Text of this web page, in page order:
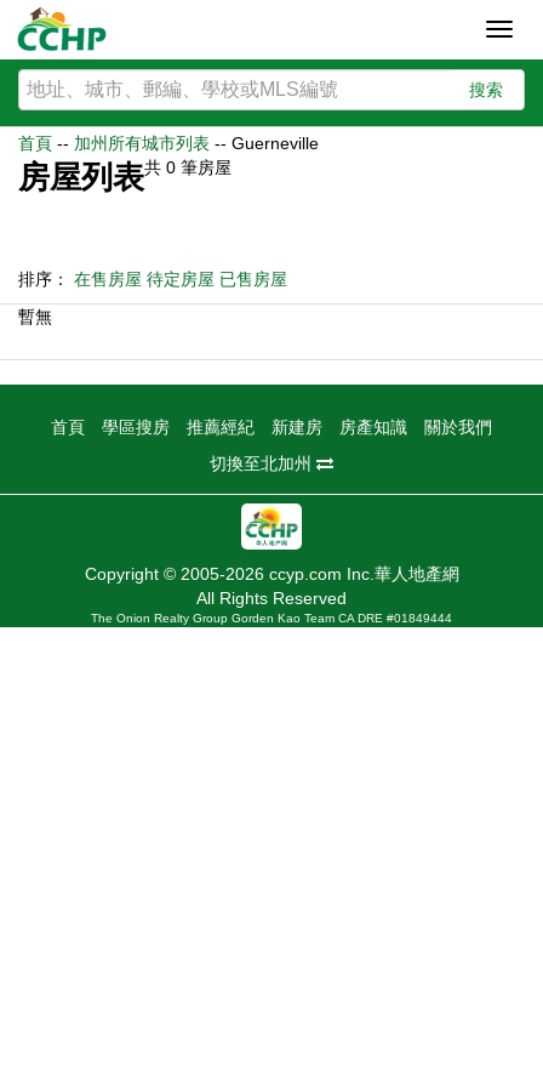
搜索
首頁 -- 加州所有城市列表 -- Guerneville
房屋列表共 0 筆房屋
排序： 在售房屋 待定房屋 已售房屋
暫無
首頁 學區搜房 推薦經紀 新建房 房產知識
關於我們
切換至北加州
Copyright © 2005-2026 ccyp.com Inc.華人地產網
All Rights Reserved
The Onion Realty Group Gorden Kao Team CA DRE #01849444